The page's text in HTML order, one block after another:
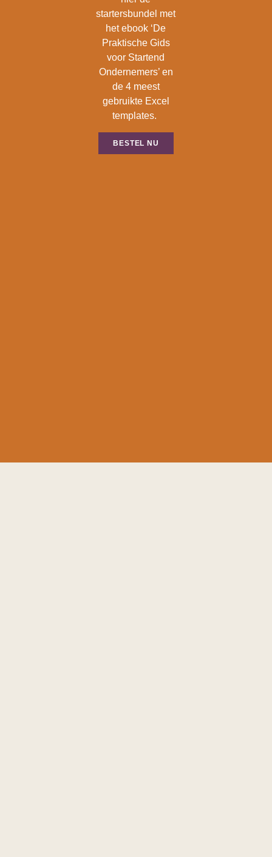
startersbundel met
het ebook ‘De
Praktische Gids
voor Startend
Ondernemers’ en
de 4 meest
gebruikte Excel
templates.
BESTEL NU